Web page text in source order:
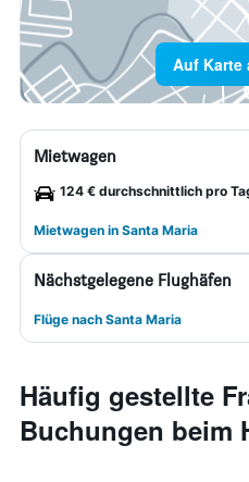
Auf Karte
Mietwagen
124 € durchschnittlich pro
Mietwagen in Santa Maria
Nächstgelegene Flughäfen
Flüge nach Santa Maria
Häufig gestellte
Buchungen beim